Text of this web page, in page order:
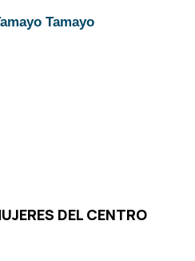
Tamayo
DEL CENTRO